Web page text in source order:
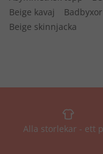
Beige kavaj
Beige skinnjacka
Alla storlekar - ett